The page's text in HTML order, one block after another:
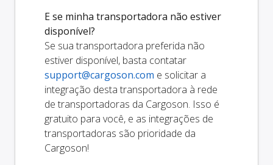
E se minha transportadora não estiver
disponível?
Se sua transportadora preferida não
estiver disponível, basta contatar
support@cargoson.com e solicitar a
integração desta transportadora à rede
de transportadoras da Cargoson. Isso é
gratuito para você, e as integrações de
transportadoras são prioridade da
Cargoson!